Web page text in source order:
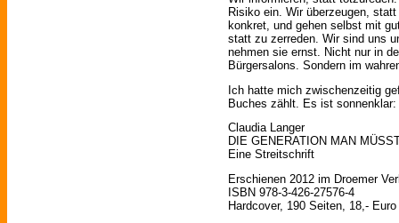
Risiko ein. Wir überzeugen,
konkret, und gehen selbst mit
statt zu zerreden. Wir sind uns
nehmen sie ernst. Nicht nur in
Bürgersalons. Sondern im
Ich hatte mich zwischenzeitig
Buches zählt. Es ist sonnenklar:
Claudia Langer
DIE GENERATION MAN
Eine Streitschrift
Erschienen 2012 im Droemer
ISBN 978-3-426-27576-4
Hardcover, 190 Seiten, 18,- Euro